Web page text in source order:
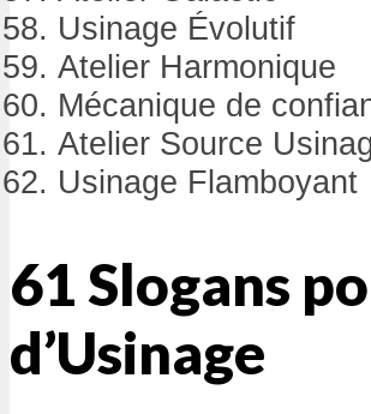
Usinage Évolutif
Atelier Harmonique
Mécanique de
Atelier Source
Usinage Flamboyant
61 Slogans
d’Usinage